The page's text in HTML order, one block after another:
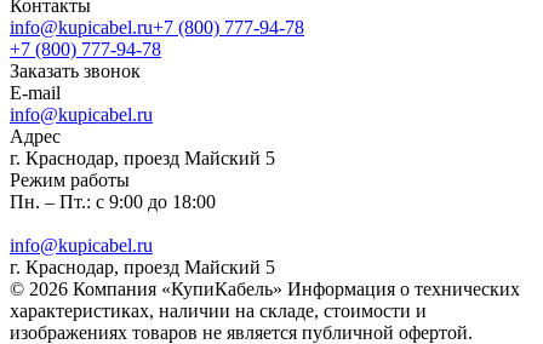
Контакты
info@kupicabel.ru+7 (800) 777-94-78
+7 (800) 777-94-78
Заказать звонок
E-mail
info@kupicabel.ru
Адрес
г. Краснодар, проезд Майский 5
Режим работы
Пн. – Пт.: с 9:00 до 18:00
info@kupicabel.ru
г. Краснодар, проезд Майский 5
© 2026 Компания «КупиКабель» Информация о технических
характеристиках, наличии на складе, стоимости и
изображениях товаров не является публичной офертой.